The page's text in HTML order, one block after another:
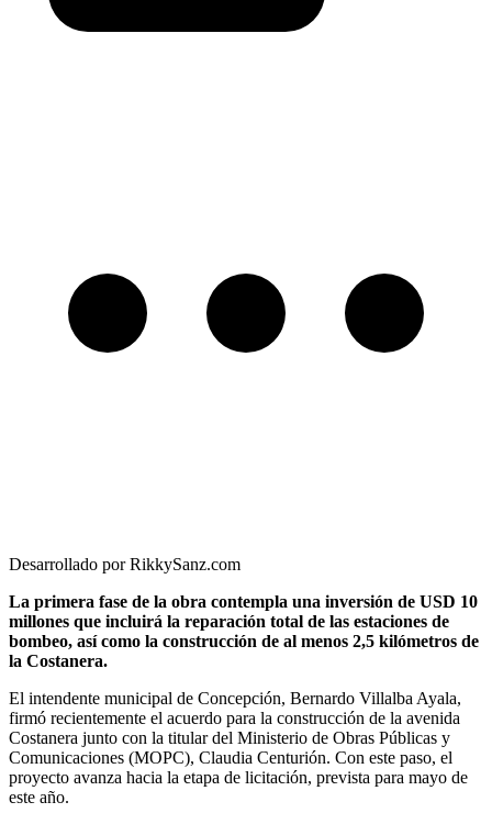
Desarrollado por RikkySanz.com
La primera fase de la obra contempla una inversión de USD 10
millones que incluirá la reparación total de las estaciones de
bombeo, así como la construcción de al menos 2,5 kilómetros de
la Costanera.
El intendente municipal de Concepción, Bernardo Villalba Ayala,
firmó recientemente el acuerdo para la construcción de la avenida
Costanera junto con la titular del Ministerio de Obras Públicas y
Comunicaciones (MOPC), Claudia Centurión. Con este paso, el
proyecto avanza hacia la etapa de licitación, prevista para mayo de
este año.